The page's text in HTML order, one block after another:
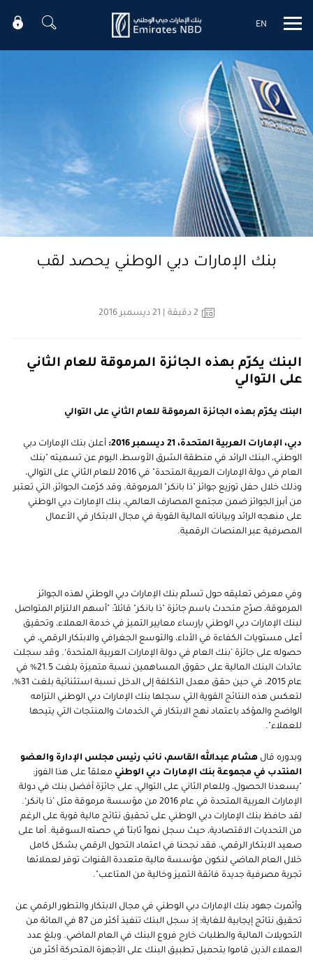
Mobile menu
EN
بنك الإمارات دبي الوطني يحصد لقب
2 دقيقة
البنك يكرّم بهذه الجائزة المرموقة للعام الثاني
على التوالي
البنك يكرّم بهذه الجائزة المرموقة للعام الثاني على التوالي
دبي، الإمارات العربية المتحدة، 21 ديسمبر 2016:
أعلن بنك الإمارات دبي
الوطني، البنك الرائد في منطقة الشرق الأوسط، اليوم عن تسميته "بنك
العام في دولة الإمارات العربية المتحدة" في 2016 للعام الثاني على التوالي،
وذلك خلال حفل توزيع جوائز "ذا بانكر" المرموقة. وقد كرّمت الجوائز، التي تعتبر
من أبرز الجوائز ضمن مجتمع المصارف العالمي، بنك الإمارات دبي الوطني
على منهجه الرائد وبياناته المالية القوية في مجال الابتكار في الأعمال
المصرفية عبر المنصات الرقمية.
وفي معرض تعليقه حول تسلّم بنك الإمارات دبي الوطني لهذه الجوائز
المرموقة، صرّح متحدث باسم جائزة "ذا بانكر" قائلاً: "أسهم الالتزام المتواصل
لبنك الإمارات دبي الوطني بإرساء معايير التميز في خدمة العملاء، وتحقيق
أعلى مستويات الكفاءة في الأداء، والتوسع الجغرافي والابتكار الرقمي، في
حصوله على جائزة ’بنك العام في دولة الإمارات العربية المتحدة‘. وقد سجلت
عائدات البنك المالية على حقوق المساهمين نسبة متميزة بلغت 21.5% في
عام 2015، في حين حقق معدل التكلفة إلى الدخل نسبة استثنائية بلغت 31%،
لتعكس هذه النتائج القوية التي سجلها بنك الإمارات دبي الوطني التزامه
الواضح والمؤكد باعتماد نهج الابتكار في الخدمات والمنتجات التي يتيحها
للعملاء".
وبدوره قال هشام عبدالله القاسم، نائب رئيس مجلس الإدارة والعضو
المنتدب في مجموعة بنك الإمارات دبي الوطني معلقاً على هذا الفوز:
"يسعدنا الحصول، وللعام الثاني على التوالي، على جائزة أفضل بنك في دولة
الإمارات العربية المتحدة في عام 2016 من مؤسسة مرموقة مثل ’ذا بانكر‘.
لقد حافظ بنك الإمارات دبي الوطني على تحقيق نتائج مالية قوية على الرغم
من التحديات الاقتصادية، حيث سجل نمواً ثابتاً في حصته السوقية. أما على
صعيد الابتكار الرقمي، فقد نجحنا في اعتماد التحول الرقمي بشكل كامل
خلال العام الماضي لنكون مؤسسة مالية متعددة القنوات توفر لعملائها
تجربة مصرفية جديدة فائقة التميز وخالية من المتاعب".
وأثمرت جهود بنك الإمارات دبي الوطني في مجال الابتكار والتطور الرقمي عن
تحقيق نتائج إيجابية للغاية؛ إذ سجل البنك تنفيذ أكثر من 87 في المائة من
التحويلات المالية والطلبات خارج فروع البنك في العام الماضي. وبلغ عدد
العملاء الذين قاموا بتحميل تطبيق البنك على الأجهزة المتحركة أكثر من